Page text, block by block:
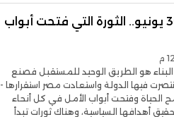
عاصم سليمان يكتب: 30 يونيو.. الثورة التي فتحت أبواب
هو الطريق الوحيد للمستقبل فصنع
فيها الدولة واستعادت مصر استقرارها -
الحياة وفتحت أبواب الأمل في كل أنحاء
أهدافها السياسية، وهناك ثورات تبدأ